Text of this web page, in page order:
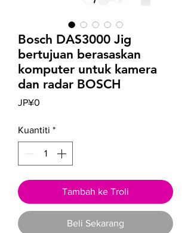
Bosch DAS3000 Jig
bertujuan berasaskan
komputer untuk kamera
dan radar BOSCH
JP¥0
Kuantiti *
Tambah ke Troli
Beli Sekarang